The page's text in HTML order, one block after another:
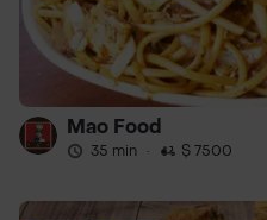
Mao Food
35 min · $ 7500